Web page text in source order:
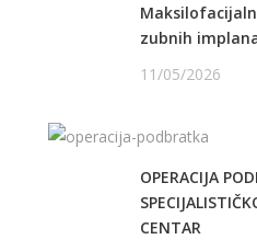
zubnih
11/05/2026
OPERACIJA
CENTAR